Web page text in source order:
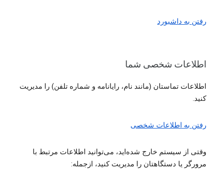
رفتن به داشبورد
اطلاعات شخصی شما
اطلاعات تماستان (مانند نام، رایانامه و شماره تلفن) را مدیریت
کنید.
رفتن به اطلاعات شخصی
وقتی از سیستم خارج شده‌اید، می‌توانید اطلاعات مرتبط با
مرورگر یا دستگاهتان را مدیریت کنید، ازجمله: